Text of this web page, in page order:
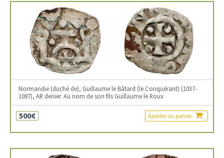
Normandie (duché de), Guillaume le Bâtard (le Conquérant) (1037-
1087), AR denier. Au nom de son fils Guillaume le Roux
500€ Ajouter au panier